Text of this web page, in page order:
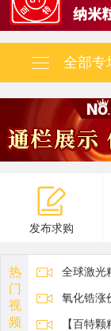
全部专
发布求购
热
门
视
频
全球激光
氧化锆涨
10%6-40%，国
【百特